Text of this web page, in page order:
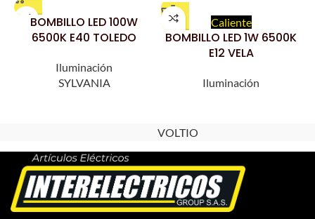
BOMBILLO LED 100W
6500K E40 TOLEDO
Iluminación
SYLVANIA
Caliente
BOMBILLO LED 1W 6500K
E12 VELA
Iluminación
VOLTIO